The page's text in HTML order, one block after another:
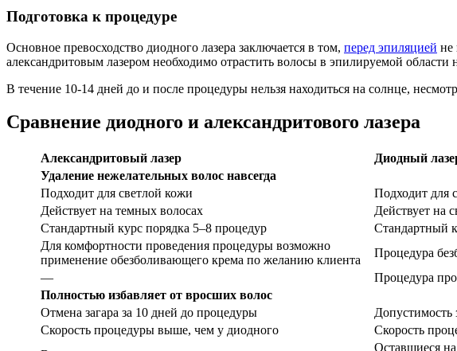
Подготовка к процедуре
Основное превосходство диодного лазера заключается в том, перед эпиляцией не
александритовым лазером необходимо отрастить волосы в эпилируемой области
В течение 10-14 дней до и после процедуры нельзя находиться на солнце,
Сравнение диодного и александритового лазера
Александритовый лазер
Диодный
Удаление нежелательных волос навсегда
Подходит для светлой кожи
Подходит для
Действует на темных волосах
Действует на
Стандартный курс порядка 5–8 процедур
Стандартный
Для комфортности проведения процедуры возможно
применение обезболивающего крема по желанию клиента
Процедура
—
Процедура
Полностью избавляет от вросших волос
Отмена загара за 10 дней до процедуры
Допустимость
Скорость процедуры выше, чем у диодного
Скорость
Оставшиеся